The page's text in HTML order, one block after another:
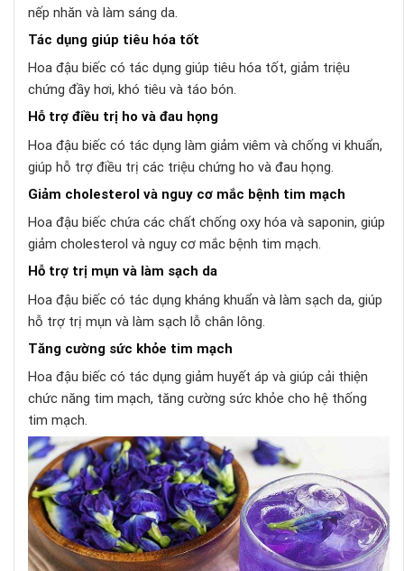
nếp nhăn và làm sáng da.
Tác dụng giúp tiêu hóa tốt
Hoa đậu biếc có tác dụng giúp tiêu hóa tốt, giảm triệu
chứng đầy hơi, khó tiêu và táo bón.
Hỗ trợ điều trị ho và đau họng
Hoa đậu biếc có tác dụng làm giảm viêm và chống vi khuẩn,
giúp hỗ trợ điều trị các triệu chứng ho và đau họng.
Giảm cholesterol và nguy cơ mắc bệnh tim mạch
Hoa đậu biếc chứa các chất chống oxy hóa và saponin, giúp
giảm cholesterol và nguy cơ mắc bệnh tim mạch.
Hỗ trợ trị mụn và làm sạch da
Hoa đậu biếc có tác dụng kháng khuẩn và làm sạch da, giúp
hỗ trợ trị mụn và làm sạch lỗ chân lông.
Tăng cường sức khỏe tim mạch
Hoa đậu biếc có tác dụng giảm huyết áp và giúp cải thiện
chức năng tim mạch, tăng cường sức khỏe cho hệ thống
tim mạch.